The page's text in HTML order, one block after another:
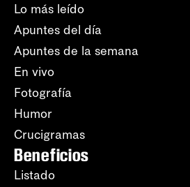
Lo más leído
Apuntes del día
Apuntes de la semana
En vivo
Fotografía
Humor
Crucigramas
Beneficios
Listado